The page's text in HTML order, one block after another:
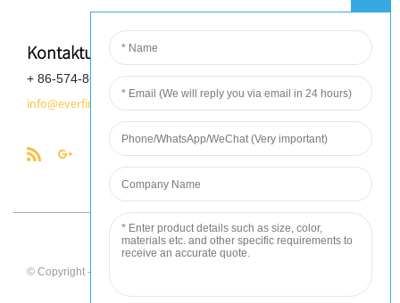
Kontaktu nin
+ 86-574-8688-8583
info@everfineplastics.com
© Copyright - 2010-2017 : All Rights Reserved. - Power by